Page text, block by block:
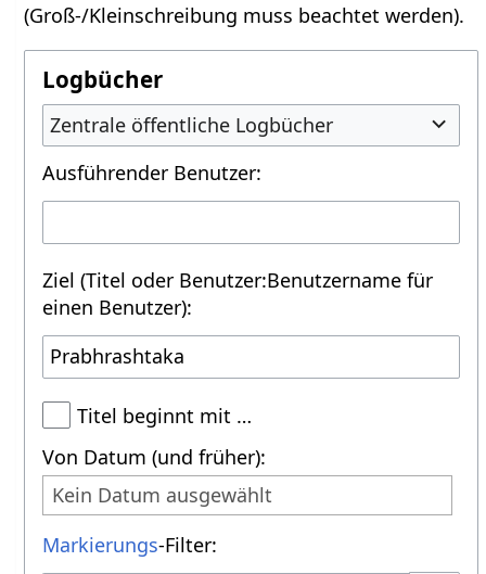
(Groß-/Kleinschreibung muss beachtet werden).
Logbücher
Zentrale öffentliche Logbücher
Ausführender Benutzer:
Ziel (Titel oder Benutzer:Benutzername für
einen Benutzer):
Titel beginnt mit …
Von Datum (und früher):
Kein Datum ausgewählt
Markierungs-Filter: